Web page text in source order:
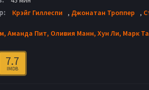
Крэйг Гиллеспи , Джонатан Троппер ,
Аманда Пит, Оливия Манн, Хун Ли, Марк
7.7
IMDB